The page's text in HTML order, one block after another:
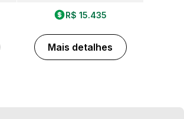
R$ 15.435
Mais detalhes